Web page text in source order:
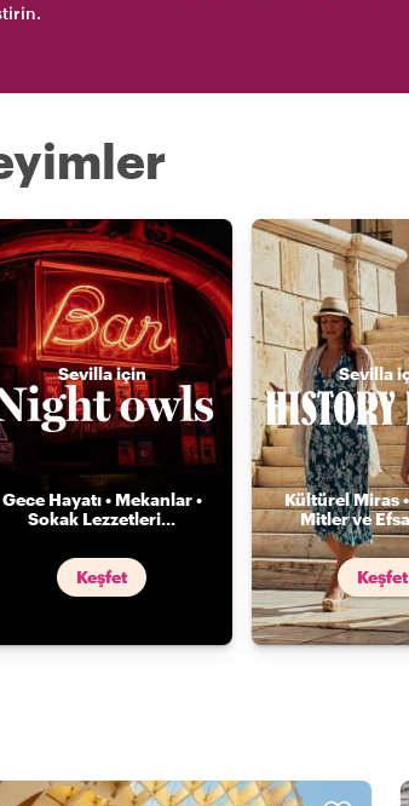
Sevilla için
Gece Hayatı • Mekanlar •
Sokak Lezzetleri...
Keşfet
Sevilla
Kültürel Miras
Mitler ve
Keşfet